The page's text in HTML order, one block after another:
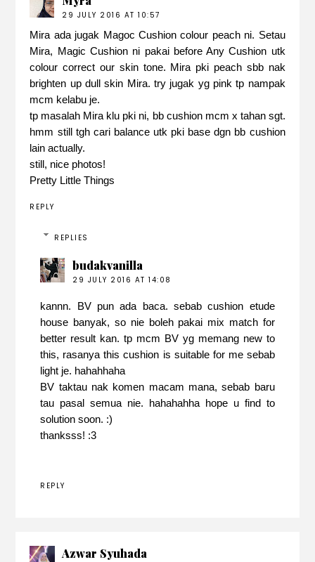
29 JULY 2016 AT 10:57
Mira ada jugak Magoc Cushion colour peach ni. Setau
Mira, Magic Cushion ni pakai before Any Cushion utk
colour correct our skin tone. Mira pki peach sbb nak
brighten up dull skin Mira. try jugak yg pink tp nampak
mcm kelabu je.
tp masalah Mira klu pki ni, bb cushion mcm x tahan sgt.
hmm still tgh cari balance utk pki base dgn bb cushion
lain actually.
still, nice photos!
Pretty Little Things
REPLY
REPLIES
budakvanilla
29 JULY 2016 AT 14:08
kannn. BV pun ada baca. sebab cushion etude
house banyak, so nie boleh pakai mix match for
better result kan. tp mcm BV yg memang new to
this, rasanya this cushion is suitable for me sebab
light je. hahahhaha
BV taktau nak komen macam mana, sebab baru
tau pasal semua nie. hahahahha hope u find to
solution soon. :)
thanksss! :3
REPLY
Azwar Syuhada